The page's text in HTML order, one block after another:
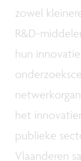
zowel
R&D-
hun
het
publieke
Vlaanderen